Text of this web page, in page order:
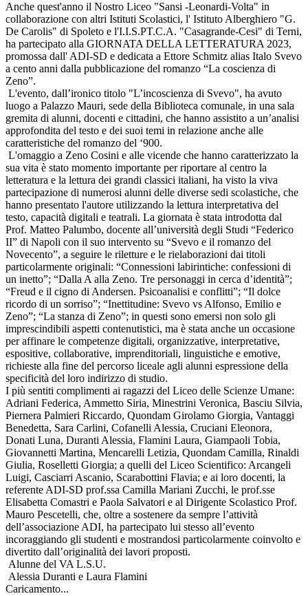
Anche quest'anno il Nostro Liceo "Sansi -Leonardi-Volta" in
collaborazione con altri Istituti Scolastici, l' Istituto Alberghiero "G.
De Carolis" di Spoleto e l'I.I.S.PT.C.A. "Casagrande-Cesi" di Terni,
ha partecipato alla GIORNATA DELLA LETTERATURA 2023,
promossa dall' ADI-SD e dedicata a Ettore Schmitz alias Italo Svevo
a cento anni dalla pubblicazione del romanzo “La coscienza di
Zeno”.
L'evento, dall’ironico titolo "L’incoscienza di Svevo", ha avuto
luogo a Palazzo Mauri, sede della Biblioteca comunale, in una sala
gremita di alunni, docenti e cittadini, che hanno assistito a un’analisi
approfondita del testo e dei suoi temi in relazione anche alle
caratteristiche del romanzo del ‘900.
L'omaggio a Zeno Cosini e alle vicende che hanno caratterizzato la
sua vita è stato momento importante per riportare al centro la
letteratura e la lettura dei grandi classici italiani, ha visto la viva
partecipazione di numerosi alunni delle diverse sedi scolastiche, che
hanno presentato l'autore utilizzando la lettura interpretativa del
testo, capacità digitali e teatrali. La giornata è stata introdotta dal
Prof. Matteo Palumbo, docente all’università degli Studi “Federico
II” di Napoli con il suo intervento su “Svevo e il romanzo del
Novecento”, a seguire le riletture e le rielaborazioni dai titoli
particolarmente originali: “Connessioni labirintiche: confessioni di
un inetto”; “Dalla A alla Zeno. Tre personaggi in cerca d’identità”;
“Freud e il cigno di Andersen. Psicoanalisi e conflitti”; “Il dolce
ricordo di un sorriso”; “Inettitudine: Svevo vs Alfonso, Emilio e
Zeno”; “La stanza di Zeno”; in questi sono emersi non solo gli
imprescindibili aspetti contenutistici, ma è stata anche un occasione
per affinare le competenze digitali, organizzative, interpretative,
espositive, collaborative, imprenditoriali, linguistiche e emotive,
richieste alla fine del percorso liceale agli alunni espressione della
specificità del loro indirizzo di studio.
I più sentiti complimenti ai ragazzi del Liceo delle Scienze Umane:
Adriani Federica, Ammetto Siria, Minestrini Veronica, Basciu Silvia,
Piernera Palmieri Riccardo, Quondam Girolamo Giorgia, Vantaggi
Benedetta, Sara Carlini, Cofanelli Alessia, Cruciani Eleonora,
Donati Luna, Duranti Alessia, Flamini Laura, Giampaoli Tobia,
Giovannetti Martina, Mencarelli Letizia, Quondam Camilla, Rinaldi
Giulia, Roselletti Giorgia; a quelli del Liceo Scientifico: Arcangeli
Luigi, Casciarri Ascanio, Scarabottini Flavia; e ai loro docenti, la
referente ADI-SD prof.ssa Camilla Mariani Zucchi, le prof.sse
Elisabetta Comastri e Paola Salvatori e al Dirigente Scolastico Prof.
Mauro Pescetelli, che, oltre a sostenere da sempre l’attività
dell’associazione ADI, ha partecipato lui stesso all’evento
incoraggiando gli studenti e mostrandosi particolarmente coinvolto e
divertito dall’originalità dei lavori proposti.
Alunne del VA L.S.U.
Alessia Duranti e Laura Flamini
Caricamento...